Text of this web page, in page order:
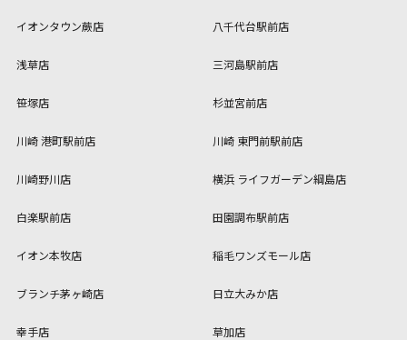
イオンタウン蕨店 八千代台駅前店
浅草店 三河島駅前店
笹塚店 杉並宮前店
川崎 港町駅前店 川崎 東門前駅前店
川崎野川店 横浜 ライフガーデン綱島店
白楽駅前店 田園調布駅前店
イオン本牧店 稲毛ワンズモール店
ブランチ茅ヶ崎店 日立大みか店
幸手店 草加店